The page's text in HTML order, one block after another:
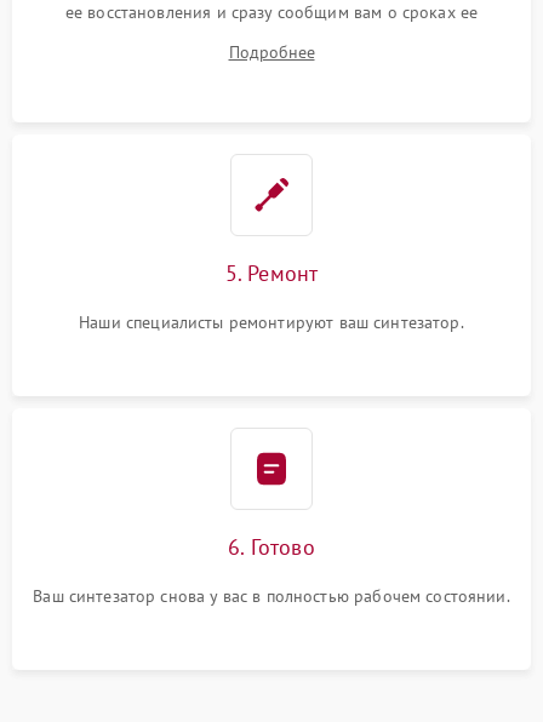
ее восстановления и сразу сообщим вам о сроках ее
Подробнее
5. Ремонт
Наши специалисты ремонтируют ваш синтезатор.
6. Готово
Ваш синтезатор снова у вас в полностью рабочем состоянии.